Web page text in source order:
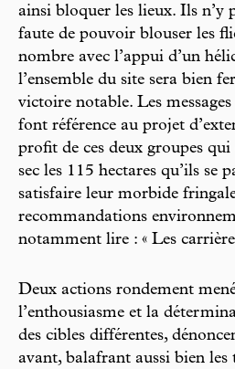
ainsi bloquer les lieux. Ils n’y
faute de pouvoir blouser les
nombre avec l’appui d’un
l’ensemble du site sera bien
victoire notable. Les
font référence au projet
profit de ces deux groupes qui
sec les 115 hectares qu’ils se
satisfaire leur morbide
recommandations
notamment lire : « Les
Deux actions rondement
l’enthousiasme et la
des cibles différentes,
avant, balafrant aussi bien les